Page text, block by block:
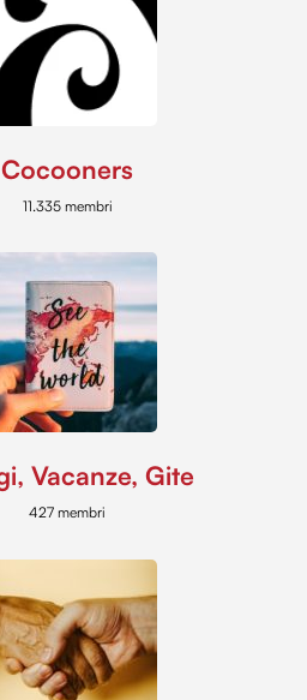
Cocooners
11.335 membri
Vacanze, Gite
427 membri